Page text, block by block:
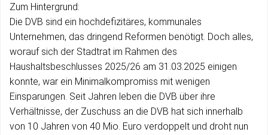
Zum Hintergrund:
Die DVB sind ein hochdefizitäres, kommunales
Unternehmen, das dringend Reformen benötigt. Doch alles,
worauf sich der Stadtrat im Rahmen des
Haushaltsbeschlusses 2025/26 am 31.03.2025 einigen
konnte, war ein Minimalkompromiss mit wenigen
Einsparungen. Seit Jahren leben die DVB über ihre
Verhältnisse, der Zuschuss an die DVB hat sich innerhalb
von 10 Jahren von 40 Mio. Euro verdoppelt und droht nun